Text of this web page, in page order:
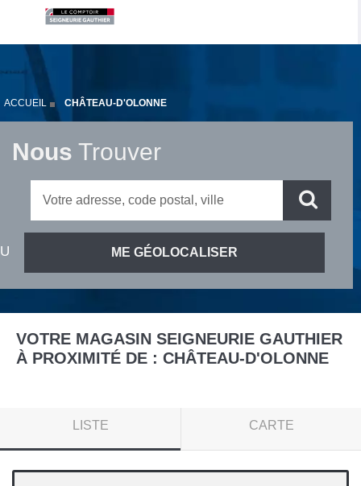
ACCUEIL CHÂTEAU-D'OLONNE
Nous Trouver
VOTRE MAGASIN SEIGNEURIE GAUTHIER
À PROXIMITÉ DE : CHÂTEAU-D'OLONNE
LISTE CARTE